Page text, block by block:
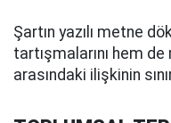
Şartın yazılı metne
tartışmalarını hem
arasındaki ilişkinin